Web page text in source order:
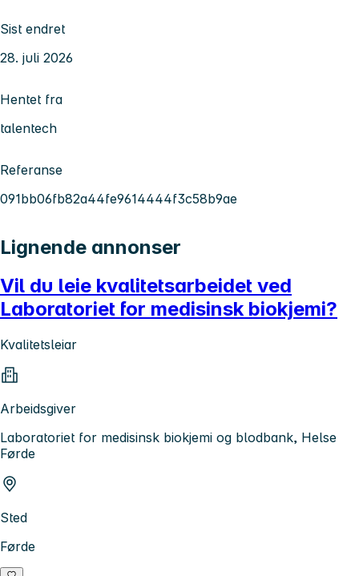
Sist endret
28. juli 2026
Hentet fra
talentech
Referanse
091bb06fb82a44fe9614444f3c58b9ae
Lignende annonser
Vil du leie kvalitetsarbeidet ved
Laboratoriet for medisinsk biokjemi?
Kvalitetsleiar
Arbeidsgiver
Laboratoriet for medisinsk biokjemi og blodbank, Helse
Førde
Sted
Førde